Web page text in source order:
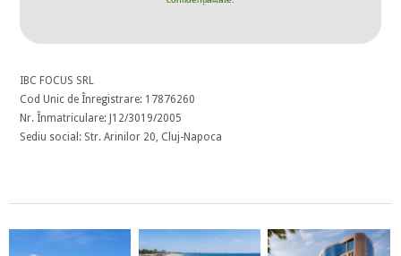
IBC FOCUS SRL
Cod Unic de Înregistrare: 17876260
Nr. Înmatriculare: J12/3019/2005
Sediu social: Str. Arinilor 20, Cluj-Napoca